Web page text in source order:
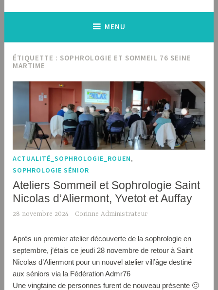
MENU
ÉTIQUETTE : SOPHROLOGIE ET SOMMEIL 76 SEINE
MARTIME
ACTUALITÉ_SOPHROLOGIE_ROUEN,
SOPHROLOGIE SÉNIOR
Ateliers Sommeil et Sophrologie Saint
Nicolas d’Aliermont, Yvetot et Auffay
28 novembre 2024 Corinne Administrateur
Après un premier atelier découverte de la sophrologie en
septembre, j’étais ce jeudi 28 novembre de retour à Saint
Nicolas d’Aliermont pour un nouvel atelier vill’âge destiné
aux séniors via la Fédération Admr76
Une vingtaine de personnes furent de nouveau présente 🙂